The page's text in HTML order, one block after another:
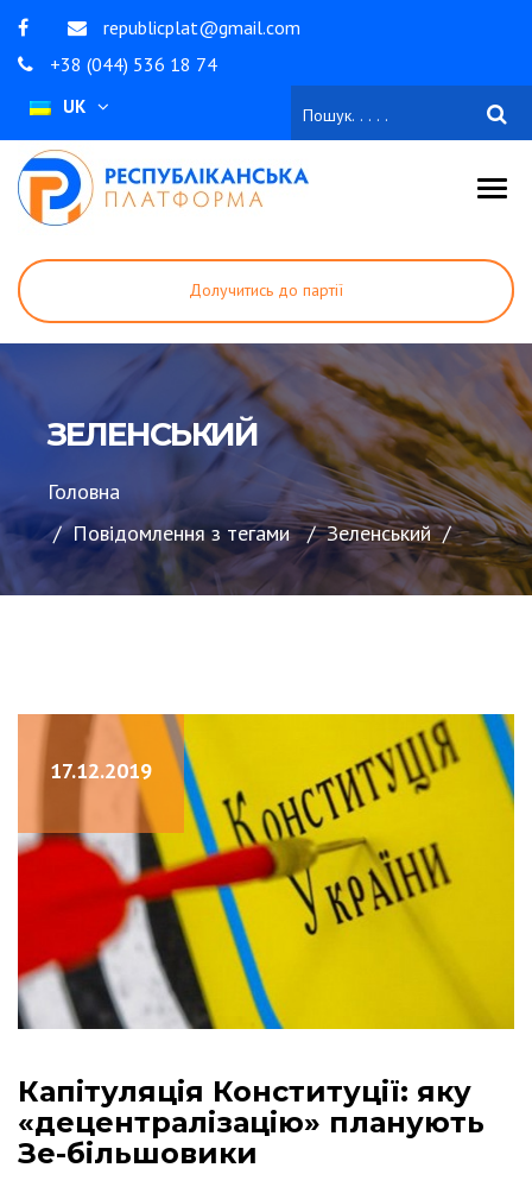
republicplat@gmail.com
+38 (044) 536 18 74
UK
Долучитись до партії
Зробити внесок
ЗЕЛЕНСЬКИЙ
Головна
Повідомлення з тегами / Зеленський /
17.12.2019
Капітуляція Конституції: яку
«децентралізацію» планують
Зе-більшовики